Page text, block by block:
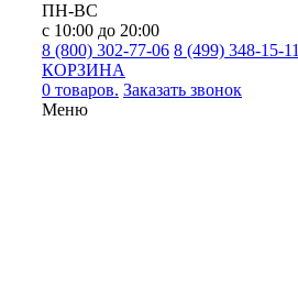
ПН-ВС
с 10:00 до 20:00
8 (800) 302-77-06 8 (499) 348-15-11
КОРЗИНА
0 товаров. Заказать звонок
Меню